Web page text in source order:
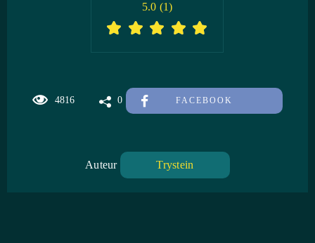
4816 0 FACEBOOK
5.0 (1)
Auteur Trystein